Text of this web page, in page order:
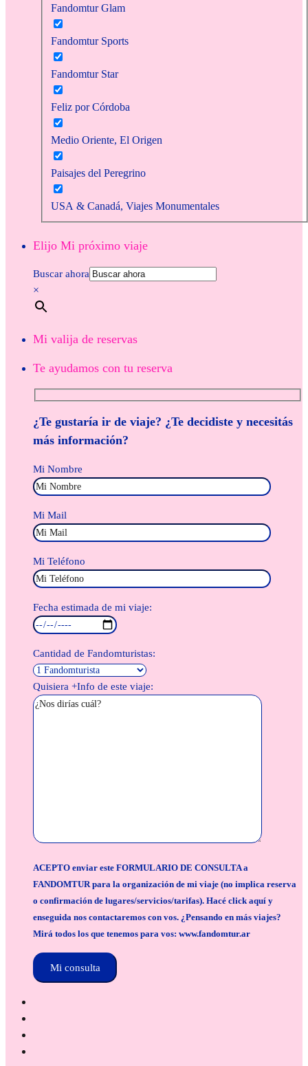
Fandomtur Glam
Fandomtur Sports
Fandomtur Star
Feliz por Córdoba
Medio Oriente, El Origen
Paisajes del Peregrino
USA & Canadá, Viajes Monumentales
Elijo Mi próximo viaje
Buscar ahora
×
Mi valija de reservas
Te ayudamos con tu reserva
¿Te gustaría ir de viaje? ¿Te decidiste y necesitás
más información?
Mi Nombre
Mi Mail
Mi Teléfono
Fecha estimada de mi viaje:
Cantidad de Fandomturistas:
Quisiera +Info de este viaje:
ACEPTO enviar este FORMULARIO DE CONSULTA a
FANDOMTUR para la organización de mi viaje (no implica reserva
o confirmación de lugares/servicios/tarifas). Hacé click aquí y
enseguida nos contactaremos con vos. ¿Pensando en más viajes?
Mirá todos los que tenemos para vos: www.fandomtur.ar